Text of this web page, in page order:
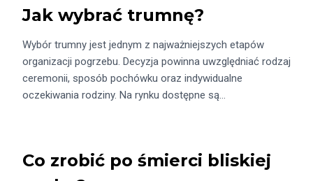
Jak wybrać trumnę?
Wybór trumny jest jednym z najważniejszych etapów
organizacji pogrzebu. Decyzja powinna uwzględniać rodzaj
ceremonii, sposób pochówku oraz indywidualne
oczekiwania rodziny. Na rynku dostępne są…
Co zrobić po śmierci bliskiej